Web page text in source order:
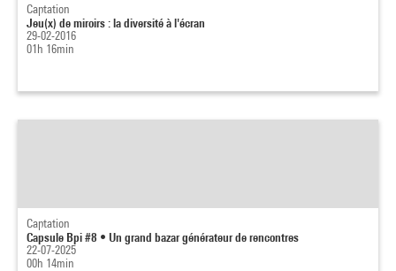
Captation
Jeu(x) de miroirs : la diversité à l'écran
29-02-2016
01h 16min
Captation
Capsule Bpi #8 • Un grand bazar générateur de rencontres
22-07-2025
00h 14min